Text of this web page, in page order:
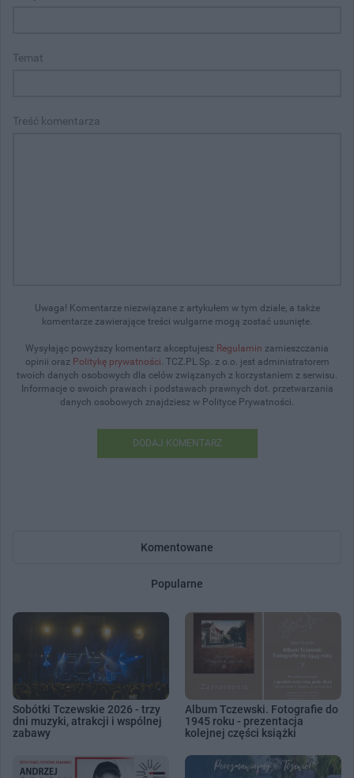
Temat
Treść komentarza
Uwaga! Komentarze niezwiązane z artykułem w tym dziale, a także
komentarze zawierające treści wulgarne mogą zostać usunięte.
Wysyłając powyższy komentarz akceptujesz Regulamin zamieszczania
opinii oraz Politykę prywatności. TCZ.PL Sp. z o.o. jest administratorem
twoich danych osobowych dla celów związanych z korzystaniem z serwisu.
Informacje o swoich prawach i podstawach prawnych dot. przetwarzania
danych osobowych znajdziesz w Polityce Prywatności.
DODAJ KOMENTARZ
Komentowane
Popularne
Sobótki Tczewskie 2026 - trzy
dni muzyki, atrakcji i wspólnej
zabawy
Album Tczewski. Fotografie do
1945 roku - prezentacja
kolejnej części książki